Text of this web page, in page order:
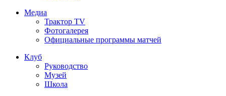
Медиа
Трактор TV
Фотогалерея
Официальные программы матчей
Клуб
Руководство
Музей
Школа